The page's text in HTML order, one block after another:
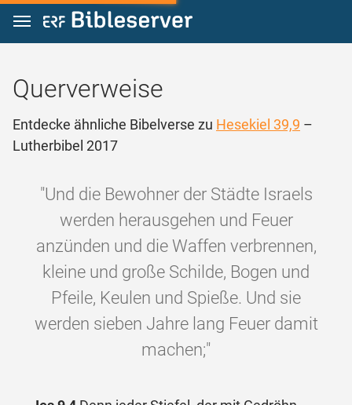
Zum Inhalt springen
Querverweise
Entdecke ähnliche Bibelverse zu Hesekiel 39,9 –
Lutherbibel 2017
"Und die Bewohner der Städte Israels
werden herausgehen und Feuer
anzünden und die Waffen verbrennen,
kleine und große Schilde, Bogen und
Pfeile, Keulen und Spieße. Und sie
werden sieben Jahre lang Feuer damit
machen;"